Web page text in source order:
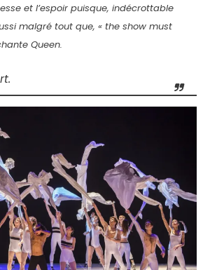
et l’espoir puisque, indécrottable
malgré tout que, « the show must
Queen.